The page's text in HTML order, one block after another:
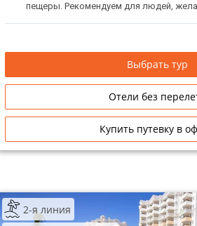
пещеры. Рекомендуем для людей,
Выбрать тур
Отели без
Купить путевку в
2-я линия